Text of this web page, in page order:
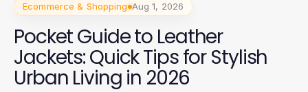
Ecommerce & Shopping Aug 1, 2026
Pocket Guide to Leather
Jackets: Quick Tips for Stylish
Urban Living in 2026